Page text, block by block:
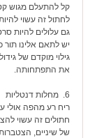
קל להתעלם מגוש
לחתול זה עשוי
גם עלולים להיות
יש לתאם אלינו תור
גילוי מוקדם של
את התפתחותה.
6. מחלות דנטליות
ריח רע מהפה אולי
חתולים זה עשוי
של שיניים,